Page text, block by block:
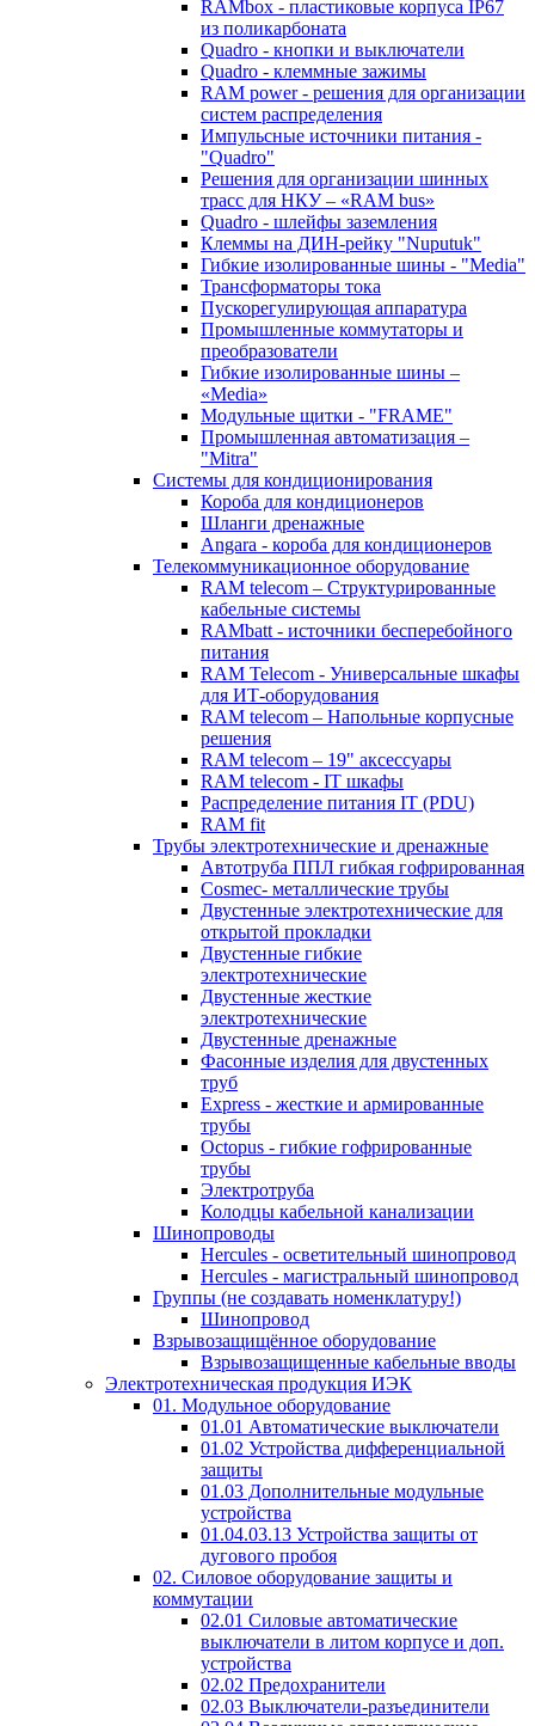
RAMbox - пластиковые корпуса IP67
из поликарбоната
Quadro - кнопки и выключатели
Quadro - клеммные зажимы
RAM power - решения для организации
систем распределения
Импульсные источники питания -
"Quadro"
Решения для организации шинных
трасс для НКУ – «RAM bus»
Quadro - шлейфы заземления
Клеммы на ДИН-рейку "Nuputuk"
Гибкие изолированные шины - "Media"
Трансформаторы тока
Пускорегулирующая аппаратура
Промышленные коммутаторы и
преобразователи
Гибкие изолированные шины –
«Media»
Модульные щитки - "FRAME"
Промышленная автоматизация –
"Mitra"
Системы для кондиционирования
Короба для кондиционеров
Шланги дренажные
Angara - короба для кондиционеров
Телекоммуникационное оборудование
RAM telecom – Структурированные
кабельные системы
RAMbatt - источники бесперебойного
питания
RAM Telecom - Универсальные шкафы
для ИТ-оборудования
RAM telecom – Напольные корпусные
решения
RAM telecom – 19" аксессуары
RAM telecom - IT шкафы
Распределение питания IT (PDU)
RAM fit
Трубы электротехнические и дренажные
Автотруба ППЛ гибкая гофрированная
Cosmec- металлические трубы
Двустенные электротехнические для
открытой прокладки
Двустенные гибкие
электротехнические
Двустенные жесткие
электротехнические
Двустенные дренажные
Фасонные изделия для двустенных
труб
Express - жесткие и армированные
трубы
Octopus - гибкие гофрированные
трубы
Электротруба
Колодцы кабельной канализации
Шинопроводы
Hercules - осветительный шинопровод
Hercules - магистральный шинопровод
Группы (не создавать номенклатуру!)
Шинопровод
Взрывозащищённое оборудование
Взрывозащищенные кабельные вводы
Электротехническая продукция ИЭК
01. Модульное оборудование
01.01 Автоматические выключатели
01.02 Устройства дифференциальной
защиты
01.03 Дополнительные модульные
устройства
01.04.03.13 Устройства защиты от
дугового пробоя
02. Силовое оборудование защиты и
коммутации
02.01 Силовые автоматические
выключатели в литом корпусе и доп.
устройства
02.02 Предохранители
02.03 Выключатели-разъединители